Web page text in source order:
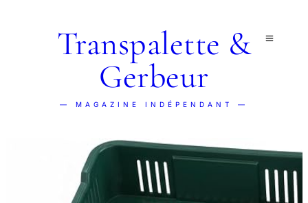
Transpalette &
Gerbeur
— MAGAZINE INDÉPENDANT —